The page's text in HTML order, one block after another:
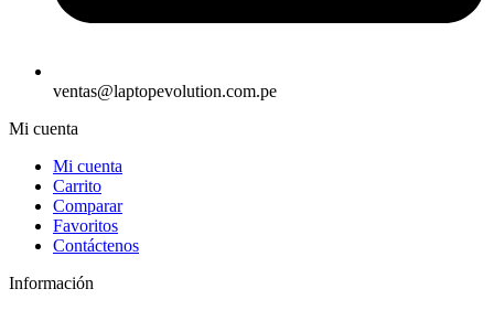
ventas@laptopevolution.com.pe
Mi cuenta
Mi cuenta
Carrito
Comparar
Favoritos
Contáctenos
Información